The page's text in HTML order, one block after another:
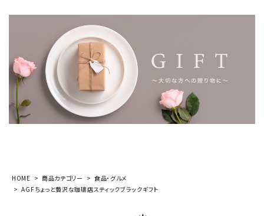
HOME 商品カテゴリー
食品・グルメ
AGFちょっと贅沢な珈琲店スティックブラックギフト